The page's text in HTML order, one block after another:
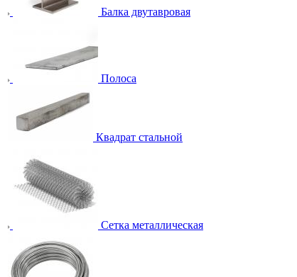
Балка двутавровая
Полоса
Квадрат стальной
Сетка металлическая